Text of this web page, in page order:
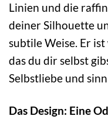
Linien und die
deiner Silhouette
subtile Weise. Er
das du dir selbst
Selbstliebe und
Das Design: Eine